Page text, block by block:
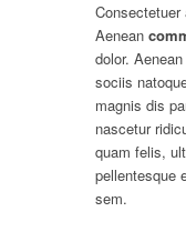
Aenean
dolor.
sociis
magnis dis
nascetur
quam felis,
pellentesque
sem.